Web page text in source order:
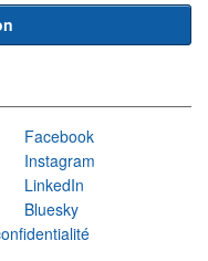
Facebook
Instagram
LinkedIn
Bluesky